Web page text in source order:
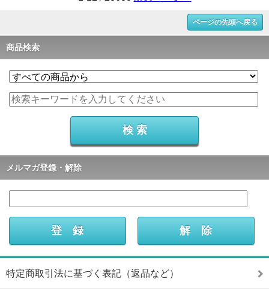
ページの先頭へ戻る
商品検索
メルマガ登録・解除
特定商取引法に基づく表記（返品など）